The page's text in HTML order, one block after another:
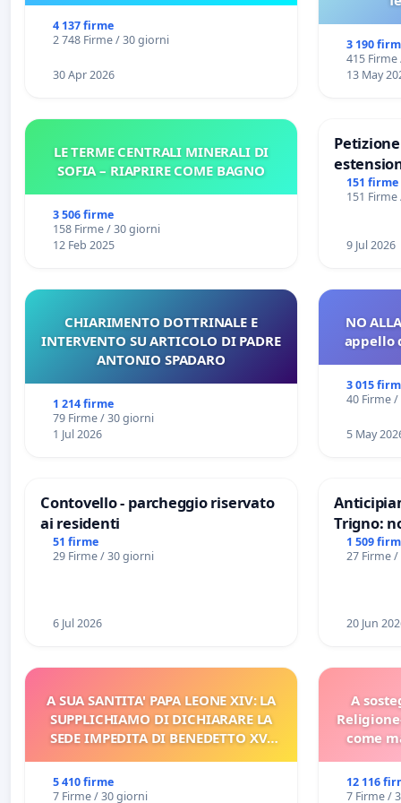
4 137 firme
2 748 Firme / 30 giorni
30 Apr 2026
3 190
415
13 May
LE TERME CENTRALI MINERALI DI
SOFIA – RIAPRIRE COME BAGNO
3 506 firme
158 Firme / 30 giorni
12 Feb 2025
151 firme
151
9 Jul 2026
CHIARIMENTO DOTTRINALE E
INTERVENTO SU ARTICOLO DI PADRE
ANTONIO SPADARO
1 214 firme
79 Firme / 30 giorni
1 Jul 2026
NO
3 015
40 Firme
5 May
Contovello - parcheggio riservato
ai residenti
51 firme
29 Firme / 30 giorni
6 Jul 2026
Trigno:
rallenti
Racanati
1 509
27 Firme
20 Jun
A SUA SANTITA' PAPA LEONE XIV: LA
SUPPLICHIAMO DI DICHIARARE LA
SEDE IMPEDITA DI BENEDETTO XVI
5 410 firme
7 Firme / 30 giorni
A
come
12 116
7 Firme /